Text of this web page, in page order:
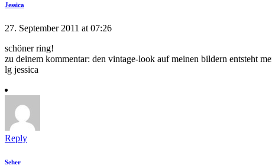
Jessica
27. September 2011 at 07:26
schöner ring!
zu deinem kommentar: den vintage-look auf meinen bildern entsteht
lg jessica
Reply
Seher